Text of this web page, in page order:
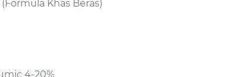
Khas Beras)
4-20%